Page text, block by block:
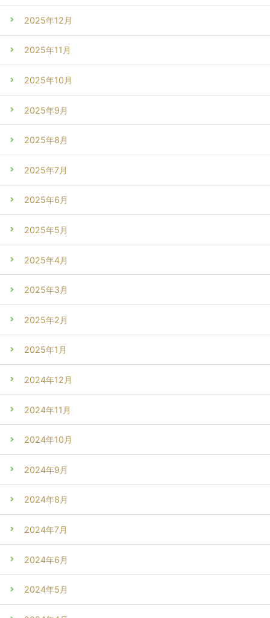
2025年12月
2025年11月
2025年10月
2025年9月
2025年8月
2025年7月
2025年6月
2025年5月
2025年4月
2025年3月
2025年2月
2025年1月
2024年12月
2024年11月
2024年10月
2024年9月
2024年8月
2024年7月
2024年6月
2024年5月